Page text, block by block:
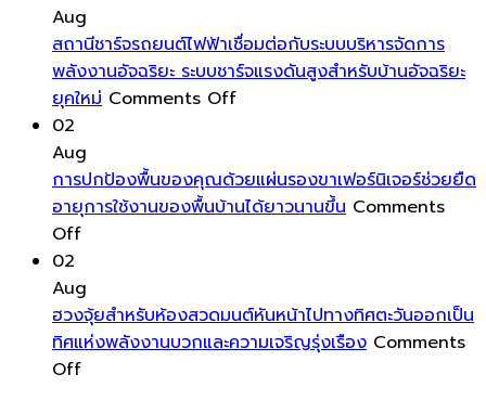
ให้
หน้าต่าง
ของ
ใส
ตลอด
บวก
เป็นการ
เข้า
มา
ความ
สดชื่น
ส
สวน
สไตล์
บน
ระเบียง
คุณ
สร้าง
Aug
สถานีชาร์จรถยนต์ไฟฟ้าเชื่อมต่อกับระบบบริหารจัดการ
พลังงานอัจฉริยะ ระบบชาร์จแรงดันสูงสำหรับบ้านอัจฉริยะ
ยุคใหม่ Comments Offon
รถยนต์
ไฟฟ้า
ระบบ
บริหาร
02
Aug
การปกป้องพื้นของคุณด้วยแผ่นรองขาเฟอร์นิเจอร์ช่วยยืด
อายุการใช้งานของพื้นบ้านได้ยาวนานขึ้น Comments
Offon
ปกป้อง
พื้น
ของ
คุณ
02
Aug
ฮวงจุ้ยสำหรับห้องสวดมนต์หันหน้าไปทางทิศตะวันออกเป็น
ทิศแห่งพลังงานบวกและความเจริญรุ่งเรือง Comments
Offon